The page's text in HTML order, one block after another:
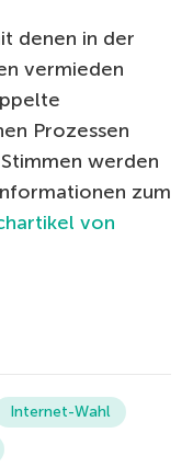
denen in der
vermieden
Prozessen
werden
zum
von
Internet-Wahl